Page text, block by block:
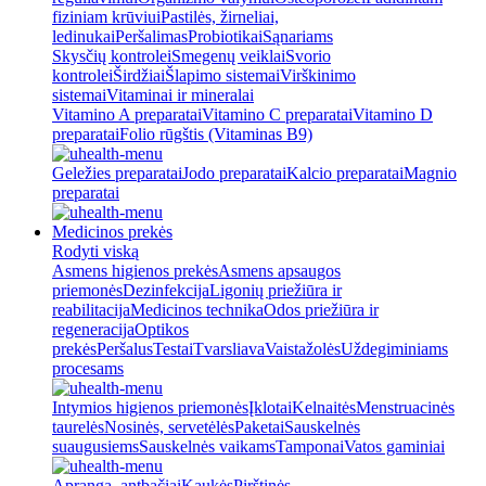
fiziniam krūviuiPastilės, žirneliai,
ledinukaiPeršalimasProbiotikaiSąnariams
Skysčių kontroleiSmegenų veiklaiSvorio
kontroleiŠirdžiaiŠlapimo sistemaiVirškinimo
sistemaiVitaminai ir mineralai
Vitamino A preparataiVitamino C preparataiVitamino D
preparataiFolio rūgštis (Vitaminas B9)
Geležies preparataiJodo preparataiKalcio preparataiMagnio
preparatai
Medicinos prekės
Rodyti viską
Asmens higienos prekėsAsmens apsaugos
priemonėsDezinfekcijaLigonių priežiūra ir
reabilitacijaMedicinos technikaOdos priežiūra ir
regeneracijaOptikos
prekėsPeršalusTestaiTvarsliavaVaistažolėsUždegiminiams
procesams
Intymios higienos priemonėsĮklotaiKelnaitėsMenstruacinės
taurelėsNosinės, servetėlėsPaketaiSauskelnės
suaugusiemsSauskelnės vaikamsTamponaiVatos gaminiai